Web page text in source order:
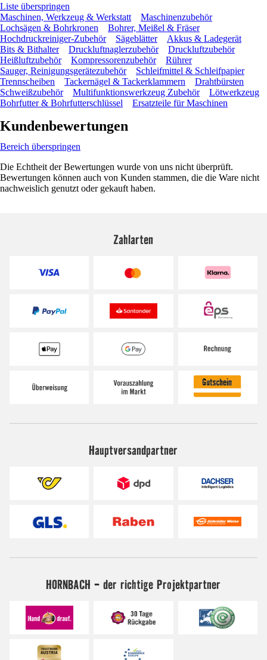
Liste überspringen
Maschinen, Werkzeug & Werkstatt
Maschinenzubehör
Lochsägen & Bohrkronen
Bohrer, Meißel & Fräser
Hochdruckreiniger-Zubehör
Sägeblätter
Akkus & Ladegerät
Bits & Bithalter
Druckluftnaglerzubehör
Druckluftzubehör
Heißluftzubehör
Kompressorenzubehör
Rührer
Sauger, Reinigungsgerätezubehör
Schleifmittel & Schleifpapier
Trennscheiben
Tackernägel & Tackerklammern
Drahtbürsten
Schweißzubehör
Multifunktionswerkzeug Zubehör
Lötwerkzeug
Bohrfutter & Bohrfutterschlüssel
Ersatzteile für Maschinen
Kundenbewertungen
Bereich überspringen
Die Echtheit der Bewertungen wurde von uns nicht überprüft.
Bewertungen können auch von Kunden stammen, die die Ware nicht
nachweislich genutzt oder gekauft haben.
Zahlarten
Hauptversandpartner
HORNBACH - der richtige Projektpartner